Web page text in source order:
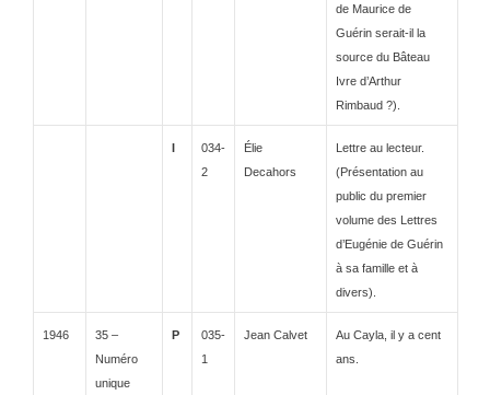
de Maurice de
Guérin serait-il la
source du Bâteau
Ivre d’Arthur
Rimbaud ?).
I
034-
2
Élie
Decahors
Lettre au lecteur.
(Présentation au
public du premier
volume des Lettres
d’Eugénie de Guérin
à sa famille et à
divers).
1946
35 –
Numéro
unique
P
035-
1
Jean Calvet
Au Cayla, il y a cent
ans.